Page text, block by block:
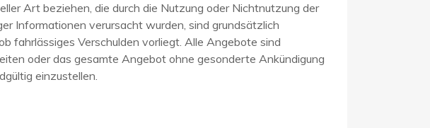
Art beziehen, die durch die Nutzung oder Nichtnutzung der
Informationen verursacht wurden, sind grundsätzlich
fahrlässiges Verschulden vorliegt. Alle Angebote sind
oder das gesamte Angebot ohne gesonderte Ankündigung
einzustellen.